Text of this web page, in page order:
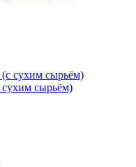
сухим сырьём)